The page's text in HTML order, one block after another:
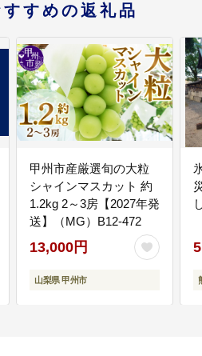
すめの返礼品
甲州市産厳選旬の大粒
シャインマスカット 約
1.2kg 2～3房【2027年発
送】（MG）B12-472
13,000円
山梨県 甲州市